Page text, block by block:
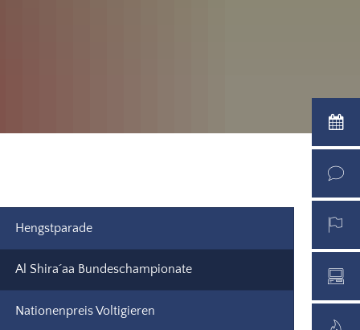
Hengstparade
Al Shira´aa Bundeschampionate
Nationenpreis Voltigieren